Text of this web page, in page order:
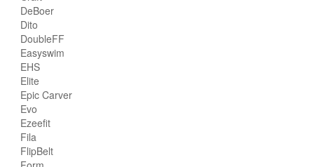
DeBoer
Dito
DoubleFF
Easyswim
EHS
Elite
Epic Carver
Evo
Ezeefit
Fila
FlipBelt